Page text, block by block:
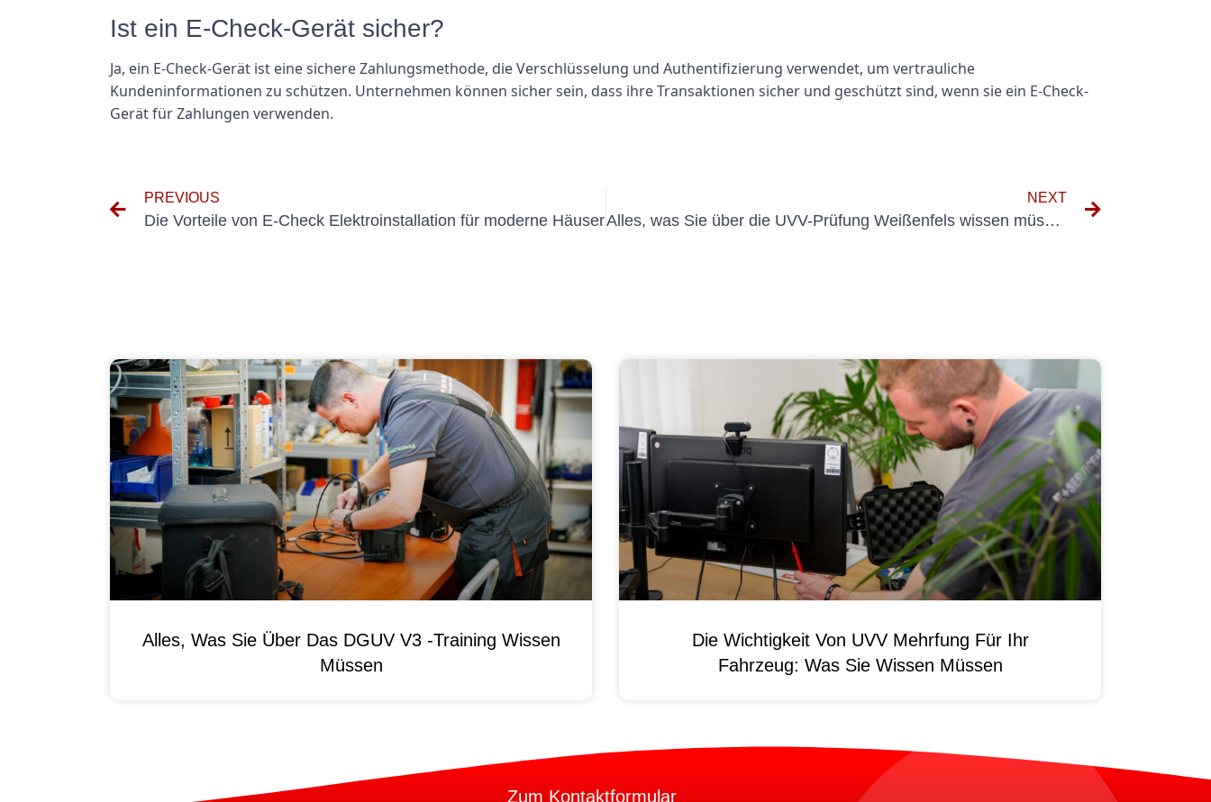
Ist ein E-Check-Gerät sicher?
Ja, ein E-Check-Gerät ist eine sichere Zahlungsmethode, die Verschlüsselung und Authentifizierung verwendet, um vertrauliche
Kundeninformationen zu schützen. Unternehmen können sicher sein, dass ihre Transaktionen sicher und geschützt sind, wenn sie ein E-Check-
Gerät für Zahlungen verwenden.
PREVIOUS
Die Vorteile von E-Check Elektroinstallation für moderne Häuser
NEXT
Alles, was Sie über die UVV-Prüfung Weißenfels wissen müssen
Alles, Was Sie Über Das DGUV V3 -Training Wissen
Müssen
Die Wichtigkeit Von UVV Mehrfung Für Ihr
Fahrzeug: Was Sie Wissen Müssen
Zum Kontaktformular